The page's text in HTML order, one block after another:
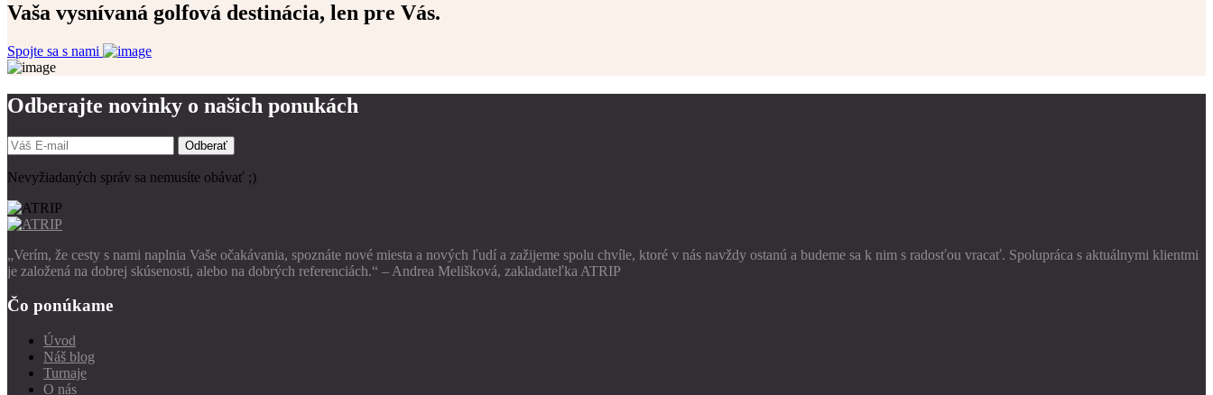
Vaša vysnívaná golfová destinácia, len pre Vás.
Spojte sa s nami
Odberajte novinky o našich ponukách
Odberať
Nevyžiadaných správ sa nemusíte obávať ;)
„Verím, že cesty s nami naplnia Vaše očakávania, spoznáte nové miesta a nových ľudí a zažijeme spolu chvíle, ktoré v nás navždy ostanú a budeme sa k nim s radosťou vracať. Spolupráca s aktuálnymi klientmi
je založená na dobrej skúsenosti, alebo na dobrých referenciách.“ – Andrea Melišková, zakladateľka ATRIP
Čo ponúkame
Úvod
Náš blog
Turnaje
O nás